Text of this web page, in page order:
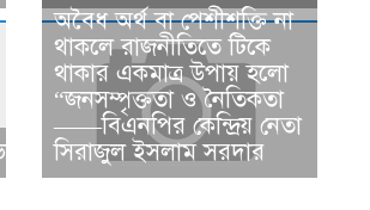
ছাত্রলীগের সাধারণ সম্পাদক
​​অবৈধ অর্থ বা পেশীশক্তি না
থাকলে রাজনীতিতে টিকে
থাকার একমাত্র উপায় হলো
“জনসম্পৃক্ততা ও নৈতিকতা
——বিএনপির কেন্দ্রিয় নেতা
সিরাজুল ইসলাম সরদার